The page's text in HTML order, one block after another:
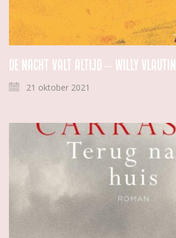
De nacht valt altijd – Willy Vlautin
21 oktober 2021